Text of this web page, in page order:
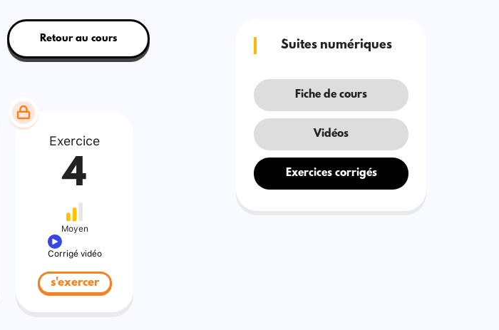
Retour au cours
Exercice
4
Moyen
Corrigé vidéo
s'exercer
Suites numériques
Fiche de cours
Vidéos
Exercices corrigés